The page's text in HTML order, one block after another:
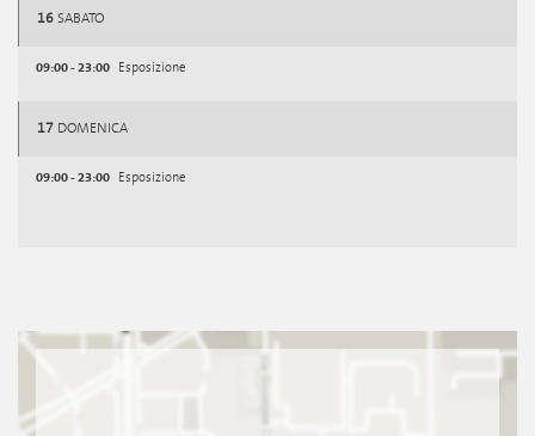
16 SABATO
09:00 - 23:00 Esposizione
17 DOMENICA
09:00 - 23:00 Esposizione